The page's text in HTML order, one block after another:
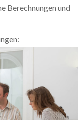
Berechnungen und